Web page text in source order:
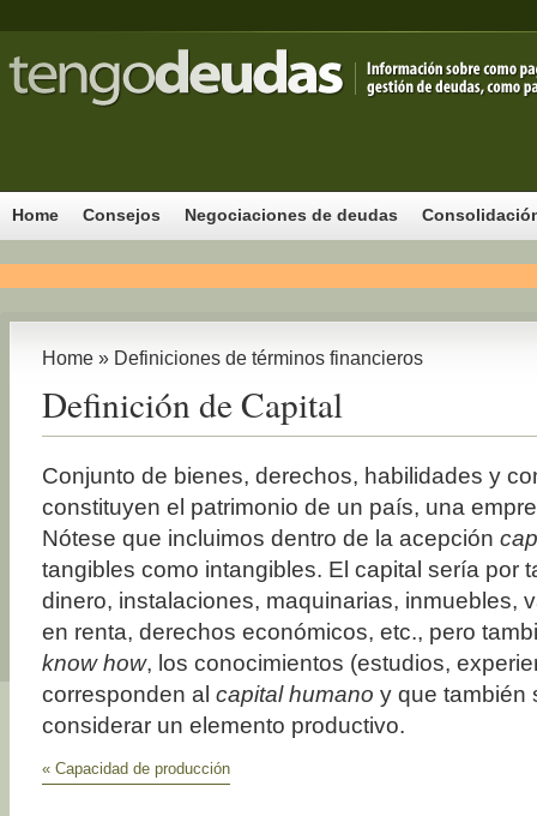
Home Consejos Negociaciones de deudas
Home » Definiciones de términos financieros
Definición de Capital
Conjunto de bienes, derechos, habilidades y
constituyen el patrimonio de un país, una
Nótese que incluimos dentro de la acepción
tangibles como intangibles. El capital sería por
dinero, instalaciones, maquinarias, inmuebles,
en renta, derechos económicos, etc., pero
know how, los conocimientos (estudios,
corresponden al capital humano y que también
considerar un elemento productivo.
« Capacidad de producción